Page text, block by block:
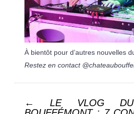
À bientôt pour d’autres nouvelles
Restez en contact
Post navigation
←
LE VLOG DU